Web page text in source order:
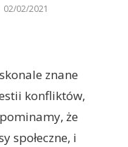
02/02/2021
znane
konfliktów,
że
społeczne, i